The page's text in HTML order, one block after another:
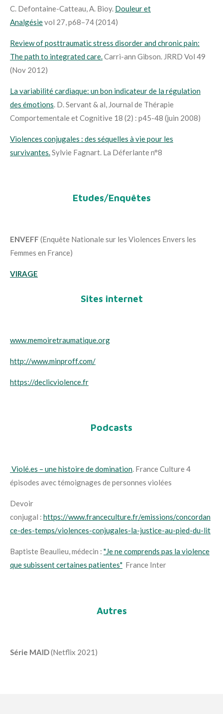
C. Defontaine-Catteau, A. Bioy. Douleur et
Analgésievol 27 p68–74 (2014)
Review of posttraumatic stress disorder and chronic pain:
The path to integrated care. Carri-ann Gibson. JRRD Vol 49
(Nov 2012)
La variabilité cardiaque: un bon indicateur de la régulation
des émotions . D. Servant & al, Journal de Thérapie
Comportementale et Cognitive 18 (2) : p45-48 (juin 2008)
Violences conjugales : des séquelles à vie pour les
survivantes. Sylvie Fagnart. La Déferlante n°8
Etudes/Enquêtes
ENVEFF (Enquête Nationale sur les Violences Envers les
Femmes en France)
VIRAGE
Sites internet
www.memoiretraumatique.org
http://www.minproff.com/
https://declicviolence.fr
Podcasts
Violé.es – une histoire de domination. France Culture 4
épisodes avec témoignages de personnes violées
Devoir
conjugal : https://www.franceculture.fr/emissions/concordan
ce-des-temps/violences-conjugales-la-justice-au-pied-du-lit
Baptiste Beaulieu, médecin : "Je ne comprends pas la violence
que subissent certaines patientes" France Inter
Autres
Série MAID(Netflix 2021)